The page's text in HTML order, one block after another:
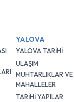
YALOVA
YALOVA TARİHİ
ULAŞIM
MUHTARLIKLAR VE
MAHALLELER
TARİHİ YAPILAR